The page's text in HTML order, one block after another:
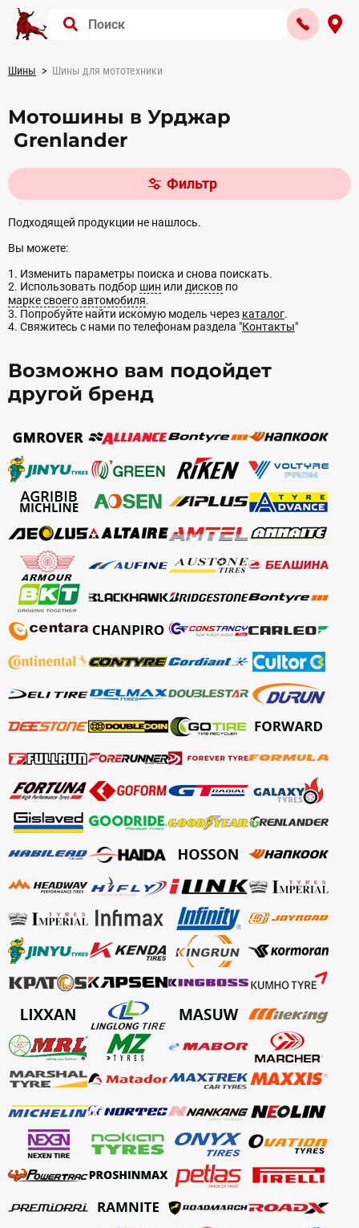
Шины Шины для мототехники
Мотошины в Урджар
Grenlander
Фильтр
Подходящей продукции не нашлось.
Вы можете:
1. Изменить параметры поиска и снова поискать.
2. Использовать подбор шин или дисков по
марке своего автомобиля.
3. Попробуйте найти искомую модель через каталог.
4. Свяжитесь с нами по телефонам раздела "Контакты"
Возможно вам подойдет
другой бренд